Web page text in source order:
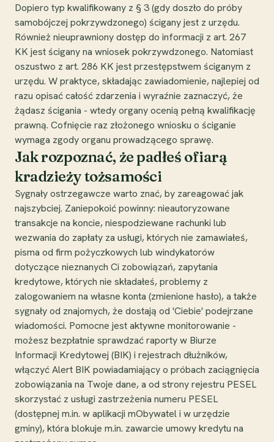
Dopiero typ kwalifikowany z § 3 (gdy doszło do próby
samobójczej pokrzywdzonego) ścigany jest z urzędu.
Również nieuprawniony dostęp do informacji z art. 267
KK jest ścigany na wniosek pokrzywdzonego. Natomiast
oszustwo z art. 286 KK jest przestępstwem ściganym z
urzędu. W praktyce, składając zawiadomienie, najlepiej od
razu opisać całość zdarzenia i wyraźnie zaznaczyć, że
żądasz ścigania - wtedy organy ocenią pełną kwalifikację
prawną. Cofnięcie raz złożonego wniosku o ściganie
wymaga zgody organu prowadzącego sprawę.
Jak rozpoznać, że padłeś ofiarą
kradzieży tożsamości
Sygnały ostrzegawcze warto znać, by zareagować jak
najszybciej. Zaniepokoić powinny: nieautoryzowane
transakcje na koncie, niespodziewane rachunki lub
wezwania do zapłaty za usługi, których nie zamawiałeś,
pisma od firm pożyczkowych lub windykatorów
dotyczące nieznanych Ci zobowiązań, zapytania
kredytowe, których nie składałeś, problemy z
zalogowaniem na własne konta (zmienione hasło), a także
sygnały od znajomych, że dostają od 'Ciebie' podejrzane
wiadomości. Pomocne jest aktywne monitorowanie -
możesz bezpłatnie sprawdzać raporty w Biurze
Informacji Kredytowej (BIK) i rejestrach dłużników,
włączyć Alert BIK powiadamiający o próbach zaciągnięcia
zobowiązania na Twoje dane, a od strony rejestru PESEL
skorzystać z usługi zastrzeżenia numeru PESEL
(dostępnej m.in. w aplikacji mObywatel i w urzędzie
gminy), która blokuje m.in. zawarcie umowy kredytu na